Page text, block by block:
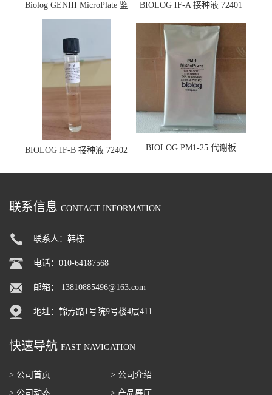
Biolog GENIII MicroPlate 鉴
定板 1030
BIOLOG IF-A 接种液 72401
BIOLOG IF-B 接种液 72402 BIOLOG PM1-25 代谢板
联系信息 CONTACT INFORMATION
联系人：韩栋
电话：010-64187568
邮箱： 13810885496@163.com
地址：锦芳路1号院9号楼4层411
快速导航 FAST NAVIGATION
> 公司首页
> 公司介绍
> 公司动态
> 产品展厅